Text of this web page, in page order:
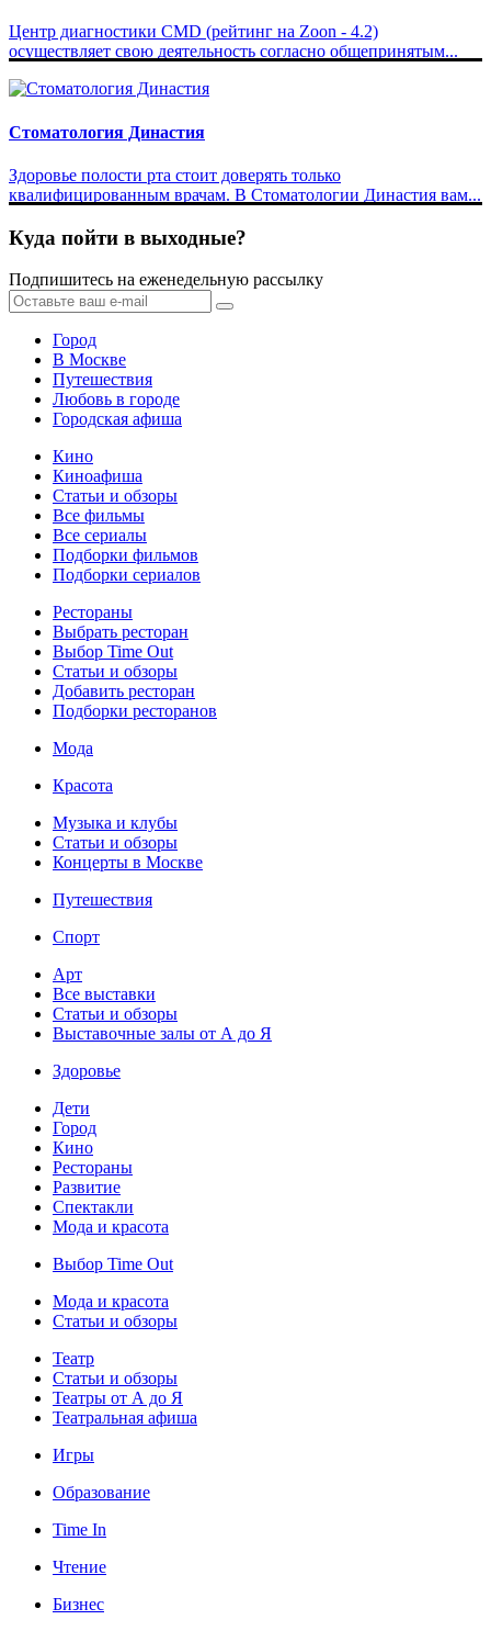
Центр диагностики CMD (рейтинг на Zoon - 4.2)
осуществляет свою деятельность согласно общепринятым...
Стоматология Династия
Здоровье полости рта стоит доверять только
квалифицированным врачам. В Стоматологии Династия вам...
Куда пойти в выходные?
Подпишитесь на еженедельную рассылку
Город
В Москве
Путешествия
Любовь в городе
Городская афиша
Кино
Киноафиша
Статьи и обзоры
Все фильмы
Все сериалы
Подборки фильмов
Подборки сериалов
Рестораны
Выбрать ресторан
Выбор Time Out
Статьи и обзоры
Добавить ресторан
Подборки ресторанов
Мода
Красота
Музыка и клубы
Статьи и обзоры
Концерты в Москве
Путешествия
Спорт
Арт
Все выставки
Статьи и обзоры
Выставочные залы от А до Я
Здоровье
Дети
Город
Кино
Рестораны
Развитие
Спектакли
Мода и красота
Выбор Time Out
Мода и красота
Статьи и обзоры
Театр
Статьи и обзоры
Театры от А до Я
Театральная афиша
Игры
Образование
Time In
Чтение
Бизнес